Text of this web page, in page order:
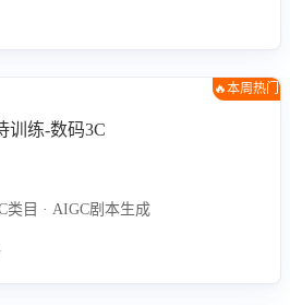
🔥本周热门
训练-数码3C
类目 · AIGC剧本生成